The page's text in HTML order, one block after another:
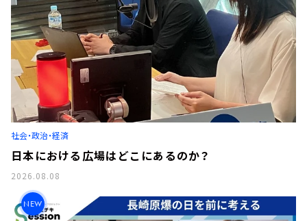
今日の番組表
週間番組表
トピックス
TBS Podcast
お知らせ
イベント・グッズ
YouTube
会社情報
社会・政治・経済
日本における広場はどこにあるのか？
2026.08.08
NEW